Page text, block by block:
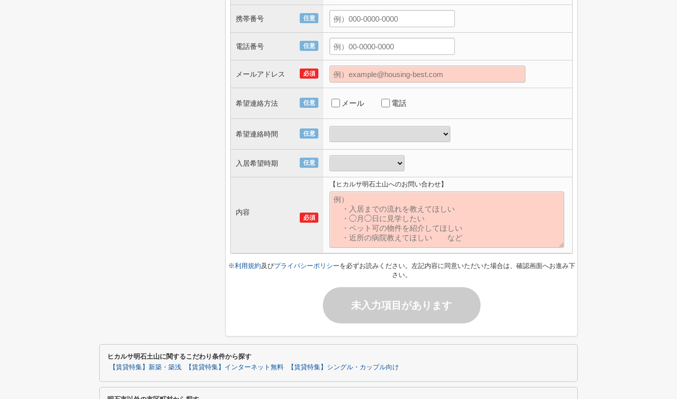
任意
携帯番号
任意
電話番号
必須
メールアドレス
任意
希望連絡方法 メール 電話
任意
希望連絡時間
任意
入居希望時期
必須
内容
【ヒカルサ明石土山へのお問い合わせ】
※利用規約及びプライバシーポリシーを必ずお読みください。左記内容に同意いただいた場合は、確認画面へお進み下
さい。
未入力項目があります
ヒカルサ明石土山に関するこだわり条件から探す
【賃貸特集】新築・築浅 【賃貸特集】インターネット無料 【賃貸特集】シングル・カップル向け